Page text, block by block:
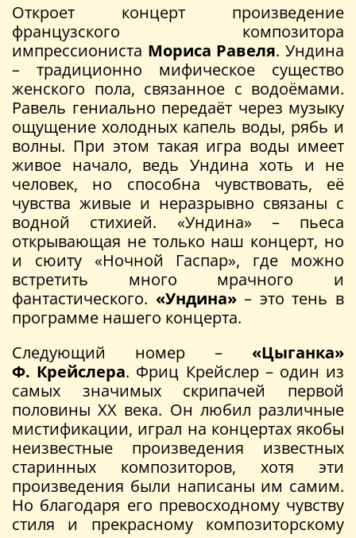
Откроет концерт произведение
французского композитора
импрессиониста Мориса Равеля. Ундина
– традиционно мифическое существо
женского пола, связанное с водоёмами.
Равель гениально передаёт через музыку
ощущение холодных капель воды, рябь и
волны. При этом такая игра воды имеет
живое начало, ведь Ундина хоть и не
человек, но способна чувствовать, её
чувства живые и неразрывно связаны с
водной стихией. «Ундина» – пьеса
открывающая не только наш концерт, но
и сюиту «Ночной Гаспар», где можно
встретить много мрачного и
фантастического. «Ундина»– это тень в
программе нашего концерта.
Следующий номер – «Цыганка»
Ф. Крейслера. Фриц Крейслер – один из
самых значимых скрипачей первой
половины XX века. Он любил различные
мистификации, играл на концертах якобы
неизвестные произведения известных
старинных композиторов, хотя эти
произведения были написаны им самим.
Но благодаря его превосходному чувству
стиля и прекрасному композиторскому